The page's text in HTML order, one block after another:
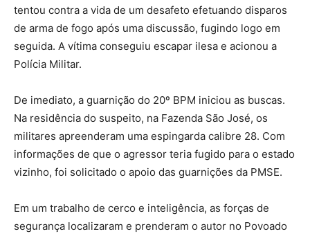
tentou contra a vida de um desafeto efetuando disparos
de arma de fogo após uma discussão, fugindo logo em
seguida. A vítima conseguiu escapar ilesa e acionou a
Polícia Militar.
De imediato, a guarnição do 20º BPM iniciou as buscas.
Na residência do suspeito, na Fazenda São José, os
militares apreenderam uma espingarda calibre 28. Com
informações de que o agressor teria fugido para o estado
vizinho, foi solicitado o apoio das guarnições da PMSE.
Em um trabalho de cerco e inteligência, as forças de
segurança localizaram e prenderam o autor no Povoado